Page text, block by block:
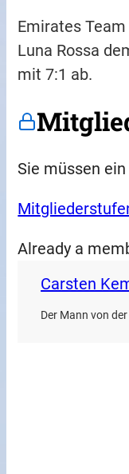
Emirates
Luna Rossa
mit 7:1 ab.
Sie müssen
Already a
Carsten
Der Mann von